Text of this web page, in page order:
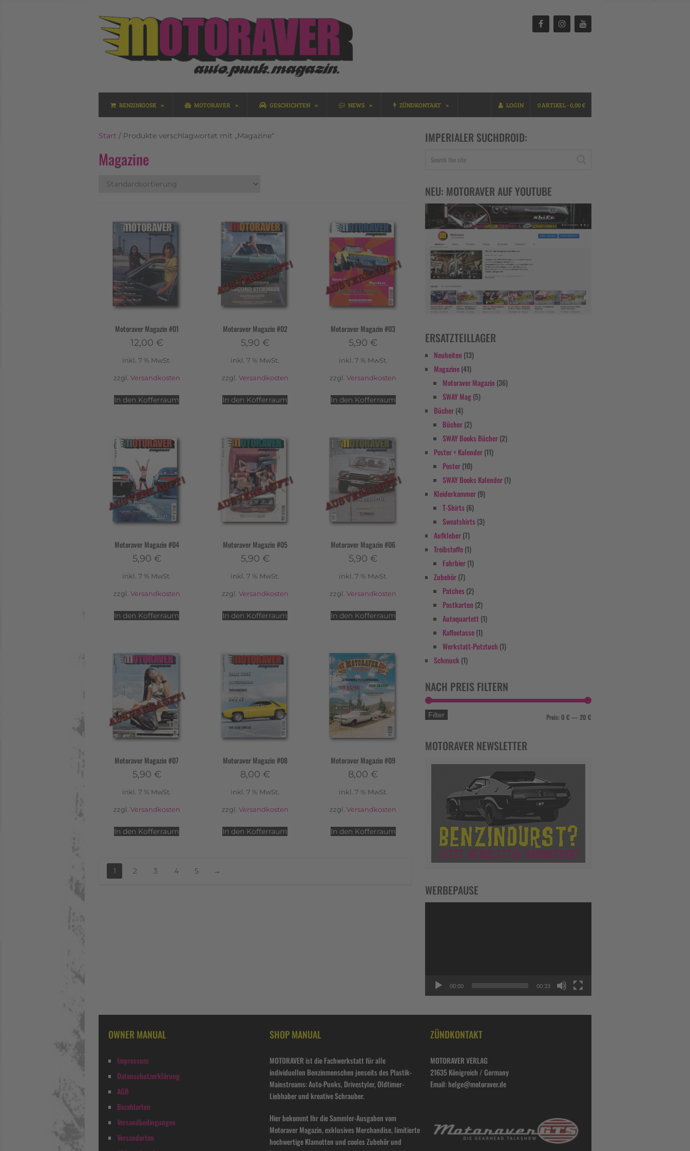
BENZINKIOSK MOTORAVER GESCHICHTEN NEWS ZÜNDKONTAKT LOGIN 0 ARTIKEL -0,00€
Start / Produkte verschlagwortet mit „Magazine“
Magazine
Motoraver Magazin #01
12,00 €
inkl. 7 % MwSt.
zzgl. Versandkosten
In den Kofferraum
Motoraver Magazin #02
5,90 €
inkl. 7 % MwSt.
zzgl. Versandkosten
In den Kofferraum
Motoraver Magazin #03
5,90 €
inkl. 7 % MwSt.
zzgl.Versandkosten
In den Kofferraum
Motoraver Magazin #04
5,90 €
inkl. 7 % MwSt.
zzgl. Versandkosten
In den Kofferraum
Motoraver Magazin #05
5,90 €
inkl. 7 % MwSt.
zzgl. Versandkosten
In den Kofferraum
Motoraver Magazin #06
5,90 €
inkl. 7 % MwSt.
zzgl.Versandkosten
In den Kofferraum
Motoraver Magazin #07
5,90 €
inkl. 7 % MwSt.
zzgl. Versandkosten
In den Kofferraum
Motoraver Magazin #08
8,00 €
inkl. 7 % MwSt.
zzgl. Versandkosten
In den Kofferraum
Motoraver Magazin #09
8,00 €
inkl. 7 % MwSt.
zzgl.Versandkosten
In den Kofferraum
1 2 3 4 5 →
IMPERIALER SUCHDROID:
NEU: MOTORAVER AUF YOUTUBE
ERSATZTEILLAGER
Neuheiten (13)
Magazine(41)
Motoraver Magazin (36)
SWAY Mag(5)
Bücher(4)
Bücher(2)
SWAY Books Bücher(2)
Poster + Kalender(11)
Poster(10)
SWAY Books Kalender(1)
Kleiderkammer(9)
T-Shirts (6)
Sweatshirts (3)
Aufkleber(7)
Treibstoffe(1)
Fahrbier(1)
Zubehör(7)
Patches (2)
Postkarten (2)
Autoquartett (1)
Kaffeetasse(1)
Werkstatt-Putztuch (1)
Schmuck(1)
NACH PREIS FILTERN
Filter Preis: 0 € — 20 €
MOTORAVER NEWSLETTER
WERBEPAUSE
00:00 00:33
OWNER MANUAL
Impressum
Datenschutzerklärung
AGB
Bezahlarten
Versandbedingungen
Versandarten
SHOP MANUAL
MOTORAVER ist die Fachwerkstatt für alle
individuellen Benzinmenschen jenseits des Plastik-
Mainstreams: Auto-Punks, Drivestyler, Oldtimer-
Liebhaber und kreative Schrauber.
Hier bekommt Ihr die Sammler-Ausgaben vom
Motoraver Magazin, exklusives Merchandise, limitierte
hochwertige Klamotten und cooles Zubehör und
ZÜNDKONTAKT
MOTORAVER VERLAG
21635 Königreich / Germany
Email: helge@motoraver.de